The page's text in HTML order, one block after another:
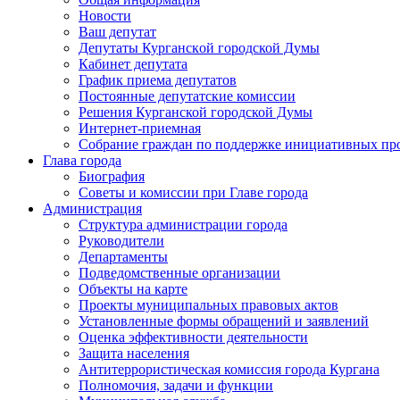
Новости
Ваш депутат
Депутаты Курганской городской Думы
Кабинет депутата
График приема депутатов
Постоянные депутатские комиссии
Решения Курганской городской Думы
Интернет-приемная
Собрание граждан по поддержке инициативных
Глава города
Биография
Советы и комиссии при Главе города
Администрация
Структура администрации города
Руководители
Департаменты
Подведомственные организации
Объекты на карте
Проекты муниципальных правовых актов
Установленные формы обращений и заявлений
Оценка эффективности деятельности
Защита населения
Антитеррористическая комиссия города Кургана
Полномочия, задачи и функции